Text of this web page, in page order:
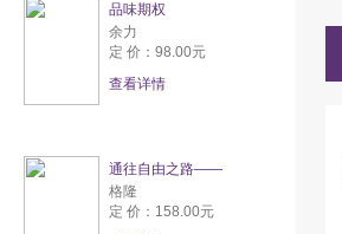
品味期权
余力
定 价：98.00元
查看详情
通往自由之路——
格隆
定 价：158.00元